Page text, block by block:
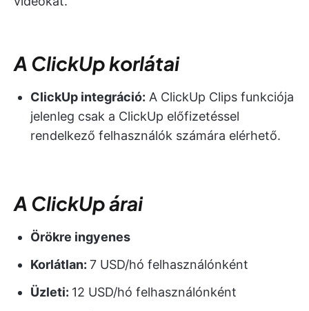
A ClickUp korlátai
ClickUp integráció: A ClickUp Clips funkciója
jelenleg csak a ClickUp előfizetéssel
rendelkező felhasználók számára elérhető.
A ClickUp árai
Örökre ingyenes
Korlátlan: 7 USD/hó felhasználónként
Üzleti: 12 USD/hó felhasználónként